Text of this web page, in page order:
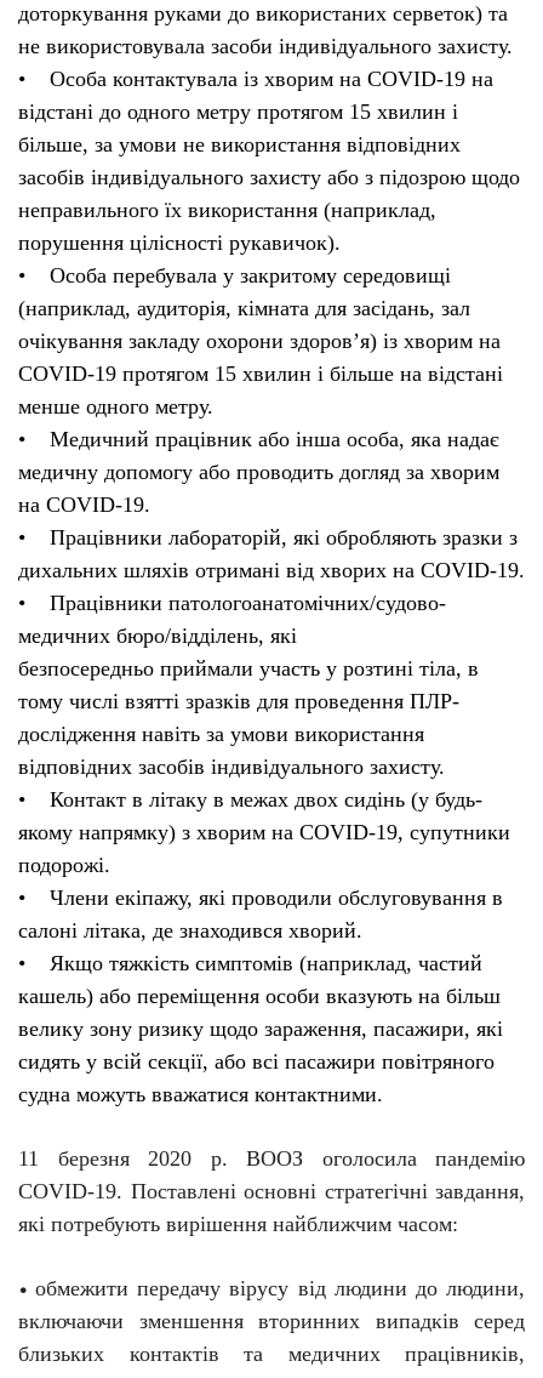
доторкування руками до використаних серветок) та
не використовувала засоби індивідуального захисту.
• Особа контактувала із хворим на COVID-19 на
відстані до одного метру протягом 15 хвилин і
більше, за умови не використання відповідних
засобів індивідуального захисту або з підозрою щодо
неправильного їх використання (наприклад,
порушення цілісності рукавичок).
• Особа перебувала у закритому середовищі
(наприклад, аудиторія, кімната для засідань, зал
очікування закладу охорони здоров’я) із хворим на
COVID-19 протягом 15 хвилин і більше на відстані
менше одного метру.
• Медичний працівник або інша особа, яка надає
медичну допомогу або проводить догляд за хворим
на COVID-19.
• Працівники лабораторій, які обробляють зразки з
дихальних шляхів отримані від хворих на COVID-19.
• Працівники патологоанатомічних/судово-
медичних бюро/відділень, які
безпосередньо приймали участь у розтині тіла, в
тому числі взятті зразків для проведення ПЛР-
дослідження навіть за умови використання
відповідних засобів індивідуального захисту.
• Контакт в літаку в межах двох сидінь (у будь-
якому напрямку) з хворим на COVID-19, супутники
подорожі.
• Члени екіпажу, які проводили обслуговування в
салоні літака, де знаходився хворий.
• Якщо тяжкість симптомів (наприклад, частий
кашель) або переміщення особи вказують на більш
велику зону ризику щодо зараження, пасажири, які
сидять у всій секції, або всі пасажири повітряного
судна можуть вважатися контактними.
11 березня 2020 р. ВООЗ оголосила пандемію
COVID-19. Поставлені основні стратегічні завдання,
які потребують вирішення найближчим часом:
•обмежити передачу вірусу від людини до людини,
включаючи зменшення вторинних випадків серед
близьких контактів та медичних працівників,